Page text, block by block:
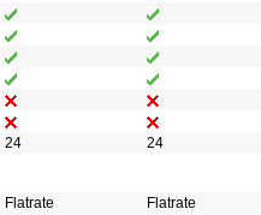
24 24
Flatrate
Flatrate